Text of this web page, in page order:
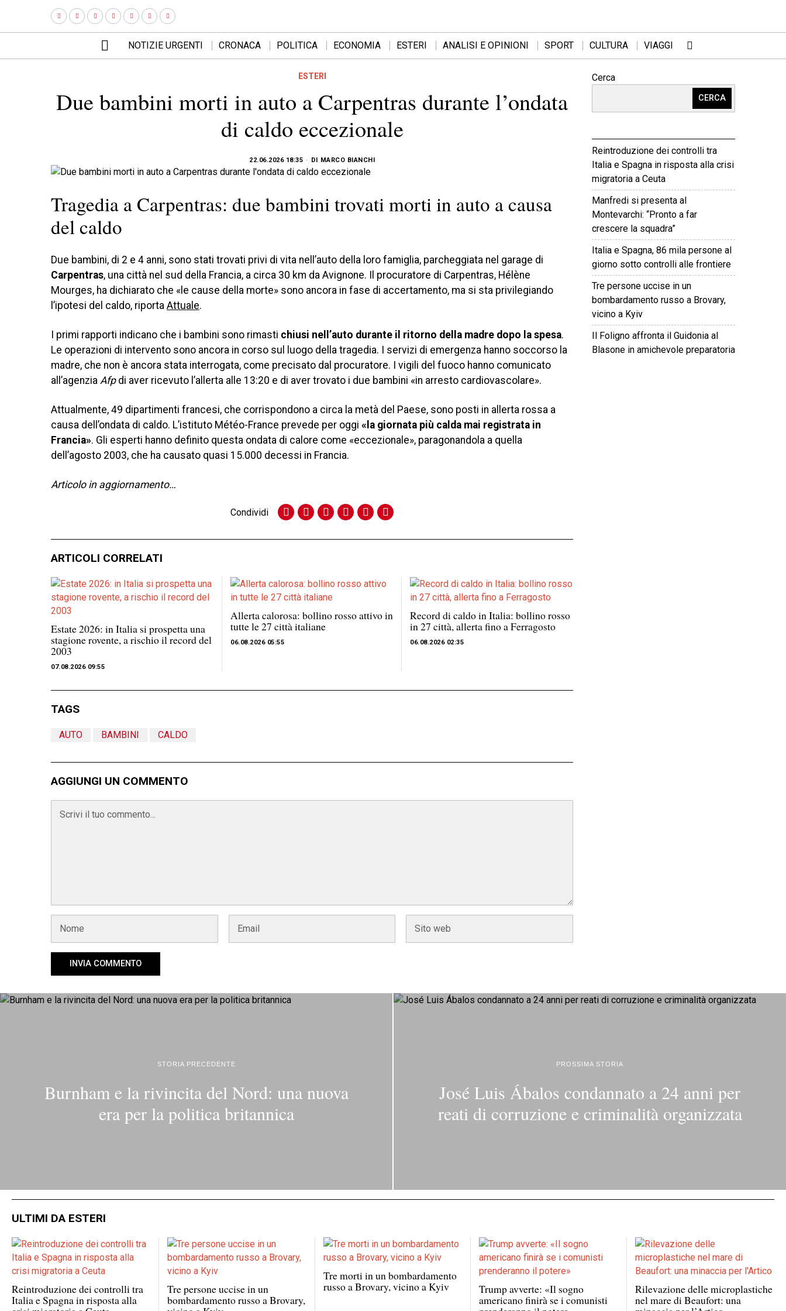
NOTIZIE URGENTI CRONACA POLITICA ECONOMIA ESTERI ANALISI E OPINIONI SPORT CULTURA VIAGGI
ESTERI
Due bambini morti in auto a Carpentras durante l’ondata
di caldo eccezionale
22.06.2026 18:35 DI MARCO BIANCHI
Tragedia a Carpentras: due bambini trovati morti in auto a causa
del caldo
Due bambini, di 2 e 4 anni, sono stati trovati privi di vita nell’auto della loro famiglia, parcheggiata nel garage di
Carpentras, una città nel sud della Francia, a circa 30 km da Avignone. Il procuratore di Carpentras, Hélène
Mourges, ha dichiarato che «le cause della morte» sono ancora in fase di accertamento, ma si sta privilegiando
l’ipotesi del caldo, riporta Attuale.
I primi rapporti indicano che i bambini sono rimasti chiusi nell’auto durante il ritorno della madre dopo la spesa.
Le operazioni di intervento sono ancora in corso sul luogo della tragedia. I servizi di emergenza hanno soccorso la
madre, che non è ancora stata interrogata, come precisato dal procuratore. I vigili del fuoco hanno comunicato
all’agenzia Afpdi aver ricevuto l’allerta alle 13:20 e di aver trovato i due bambini «in arresto cardiovascolare».
Attualmente, 49 dipartimenti francesi, che corrispondono a circa la metà del Paese, sono posti in allerta rossa a
causa dell’ondata di caldo. L’istituto Météo-France prevede per oggi «la giornata più calda mai registrata in
Francia». Gli esperti hanno definito questa ondata di calore come «eccezionale», paragonandola a quella
dell’agosto 2003, che ha causato quasi 15.000 decessi in Francia.
Articolo in aggiornamento…
Condividi
ARTICOLI CORRELATI
Estate 2026: in Italia si prospetta una
stagione rovente, a rischio il record del
2003
07.08.2026 09:55
Allerta calorosa: bollino rosso attivo in
tutte le 27 città italiane
06.08.2026 05:55
Record di caldo in Italia: bollino rosso
in 27 città, allerta fino a Ferragosto
06.08.2026 02:35
TAGS
AUTO BAMBINI CALDO
AGGIUNGI UN COMMENTO
Cerca
CERCA
Reintroduzione dei controlli tra
Italia e Spagna in risposta alla crisi
migratoria a Ceuta
Manfredi si presenta al
Montevarchi: “Pronto a far
crescere la squadra”
Italia e Spagna, 86 mila persone al
giorno sotto controlli alle frontiere
Tre persone uccise in un
bombardamento russo a Brovary,
vicino a Kyiv
Il Foligno affronta il Guidonia al
Blasone in amichevole preparatoria
STORIA PRECEDENTE
Burnham e la rivincita del Nord: una nuova
era per la politica britannica
PROSSIMA STORIA
José Luis Ábalos condannato a 24 anni per
reati di corruzione e criminalità organizzata
ULTIMI DA ESTERI
Reintroduzione dei controlli tra
Italia e Spagna in risposta alla
Tre persone uccise in un
bombardamento russo a Brovary,
Tre morti in un bombardamento
russo a Brovary, vicino a Kyiv Trump avverte: «Il sogno
americano finirà se i comunisti
Rilevazione delle microplastiche
nel mare di Beaufort: una